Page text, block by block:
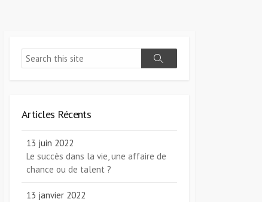
Search
Search
Articles Récents
13 juin 2022
Le succès dans la vie, une affaire de
chance ou de talent ?
13 janvier 2022